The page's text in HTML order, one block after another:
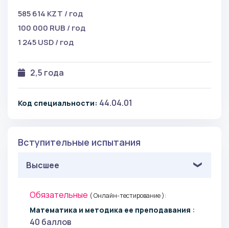
585 614 KZT / год
100 000 RUB / год
1 245 USD / год
2,5 года
Код специальности: 44.04.01
Вступительные испытания
Высшее
Обязательные ( Онлайн-тестирование ):
Математика и методика ее преподавания :
40 баллов